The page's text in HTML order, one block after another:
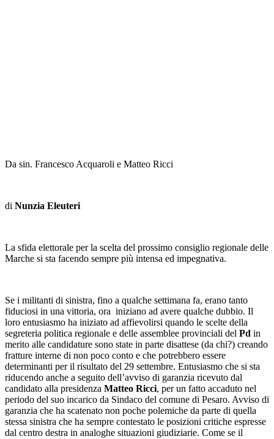
Da sin. Francesco Acquaroli e Matteo Ricci
di Nunzia Eleuteri
La sfida elettorale per la scelta del prossimo consiglio regionale delle
Marche si sta facendo sempre più intensa ed impegnativa.
Se i militanti di sinistra, fino a qualche settimana fa, erano tanto
fiduciosi in una vittoria, ora iniziano ad avere qualche dubbio. Il
loro entusiasmo ha iniziato ad affievolirsi quando le scelte della
segreteria politica regionale e delle assemblee provinciali del Pd in
merito alle candidature sono state in parte disattese (da chi?) creando
fratture interne di non poco conto e che potrebbero essere
determinanti per il risultato del 29 settembre. Entusiasmo che si sta
riducendo anche a seguito dell’avviso di garanzia ricevuto dal
candidato alla presidenza Matteo Ricci, per un fatto accaduto nel
periodo del suo incarico da Sindaco del comune di Pesaro. Avviso di
garanzia che ha scatenato non poche polemiche da parte di quella
stessa sinistra che ha sempre contestato le posizioni critiche espresse
dal centro destra in analoghe situazioni giudiziarie. Come se il